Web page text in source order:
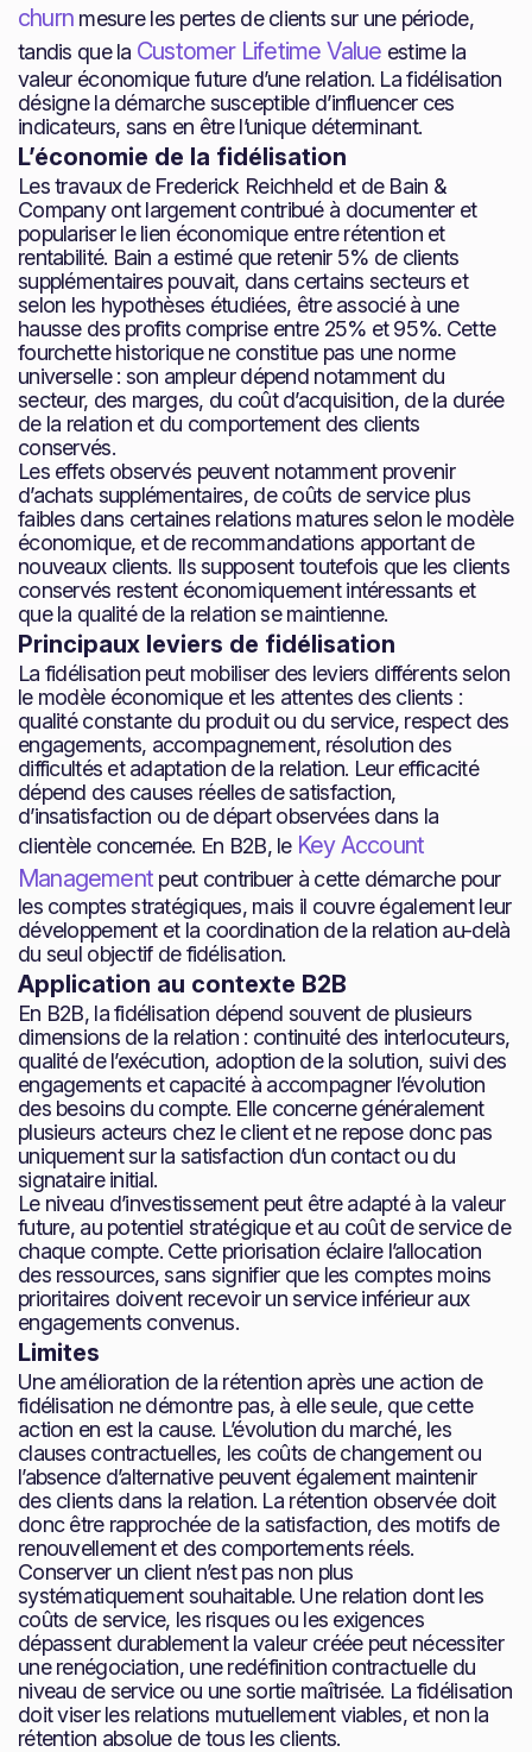
churn mesure les pertes de clients sur une période,
tandis que la Customer Lifetime Value estime la
valeur économique future d’une relation. La fidélisation
désigne la démarche susceptible d’influencer ces
indicateurs, sans en être l’unique déterminant.
L’économie de la fidélisation
Les travaux de Frederick Reichheld et de Bain &
Company ont largement contribué à documenter et
populariser le lien économique entre rétention et
rentabilité. Bain a estimé que retenir 5% de clients
supplémentaires pouvait, dans certains secteurs et
selon les hypothèses étudiées, être associé à une
hausse des profits comprise entre 25% et 95%. Cette
fourchette historique ne constitue pas une norme
universelle : son ampleur dépend notamment du
secteur, des marges, du coût d’acquisition, de la durée
de la relation et du comportement des clients
conservés.
Les effets observés peuvent notamment provenir
d’achats supplémentaires, de coûts de service plus
faibles dans certaines relations matures selon le modèle
économique, et de recommandations apportant de
nouveaux clients. Ils supposent toutefois que les clients
conservés restent économiquement intéressants et
que la qualité de la relation se maintienne.
Principaux leviers de fidélisation
La fidélisation peut mobiliser des leviers différents selon
le modèle économique et les attentes des clients :
qualité constante du produit ou du service, respect des
engagements, accompagnement, résolution des
difficultés et adaptation de la relation. Leur efficacité
dépend des causes réelles de satisfaction,
d’insatisfaction ou de départ observées dans la
clientèle concernée. En B2B, le Key Account
Management peut contribuer à cette démarche pour
les comptes stratégiques, mais il couvre également leur
développement et la coordination de la relation au-delà
du seul objectif de fidélisation.
Application au contexte B2B
En B2B, la fidélisation dépend souvent de plusieurs
dimensions de la relation : continuité des interlocuteurs,
qualité de l’exécution, adoption de la solution, suivi des
engagements et capacité à accompagner l’évolution
des besoins du compte. Elle concerne généralement
plusieurs acteurs chez le client et ne repose donc pas
uniquement sur la satisfaction d’un contact ou du
signataire initial.
Le niveau d’investissement peut être adapté à la valeur
future, au potentiel stratégique et au coût de service de
chaque compte. Cette priorisation éclaire l’allocation
des ressources, sans signifier que les comptes moins
prioritaires doivent recevoir un service inférieur aux
engagements convenus.
Limites
Une amélioration de la rétention après une action de
fidélisation ne démontre pas, à elle seule, que cette
action en est la cause. L’évolution du marché, les
clauses contractuelles, les coûts de changement ou
l’absence d’alternative peuvent également maintenir
des clients dans la relation. La rétention observée doit
donc être rapprochée de la satisfaction, des motifs de
renouvellement et des comportements réels.
Conserver un client n’est pas non plus
systématiquement souhaitable. Une relation dont les
coûts de service, les risques ou les exigences
dépassent durablement la valeur créée peut nécessiter
une renégociation, une redéfinition contractuelle du
niveau de service ou une sortie maîtrisée. La fidélisation
doit viser les relations mutuellement viables, et non la
rétention absolue de tous les clients.